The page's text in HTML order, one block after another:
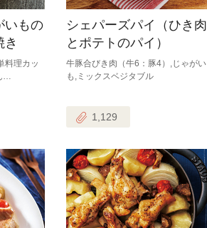
いもの
き
料理カッ
…
シェパーズパイ（ひき肉
とポテトのパイ）
牛豚合びき肉（牛6：豚4）,じゃがい
も,ミックスベジタブル
1,129